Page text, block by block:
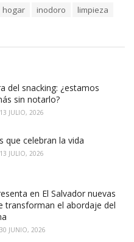
hogar inodoro
limpieza
del snacking: ¿estamos
sin notarlo?
13 JULIO, 2026
que celebran la vida
13 JULIO, 2026
en El Salvador nuevas
transforman el abordaje del
30 JUNIO, 2026